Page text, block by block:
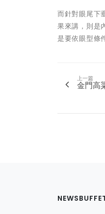
而針對眼尾下
果來講，則是
是要依眼型條
上一篇
金門高